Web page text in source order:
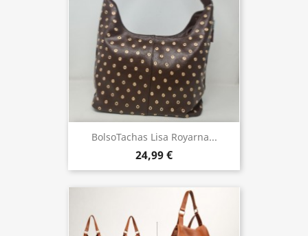
BolsoTachas Lisa Royarna...
24,99 €